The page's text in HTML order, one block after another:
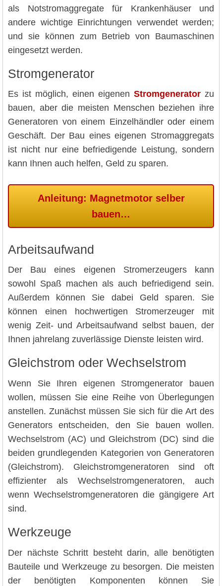
als Notstromaggregate für Krankenhäuser und
andere wichtige Einrichtungen verwendet werden;
und sie können zum Betrieb von Baumaschinen
eingesetzt werden.
Stromgenerator
Es ist möglich, einen eigenen Stromgenerator zu
bauen, aber die meisten Menschen beziehen ihre
Generatoren von einem Einzelhändler oder einem
Geschäft. Der Bau eines eigenen Stromaggregats
ist nicht nur eine befriedigende Leistung, sondern
kann Ihnen auch helfen, Geld zu sparen.
Anleitung: Magnetmotor selber
bauen…
Arbeitsaufwand
Der Bau eines eigenen Stromerzeugers kann
sowohl Spaß machen als auch befriedigend sein.
Außerdem können Sie dabei Geld sparen. Sie
können einen hochwertigen Stromerzeuger mit
wenig Zeit- und Arbeitsaufwand selbst bauen, der
Ihnen jahrelang zuverlässige Dienste leisten wird.
Gleichstrom oder Wechselstrom
Wenn Sie Ihren eigenen Stromgenerator bauen
wollen, müssen Sie eine Reihe von Überlegungen
anstellen. Zunächst müssen Sie sich für die Art des
Generators entscheiden, den Sie bauen wollen.
Wechselstrom (AC) und Gleichstrom (DC) sind die
beiden grundlegenden Kategorien von Generatoren
(Gleichstrom). Gleichstromgeneratoren sind oft
effizienter als Wechselstromgeneratoren, auch
wenn Wechselstromgeneratoren die gängigere Art
sind.
Werkzeuge
Der nächste Schritt besteht darin, alle benötigten
Bauteile und Werkzeuge zu besorgen. Die meisten
der benötigten Komponenten können Sie